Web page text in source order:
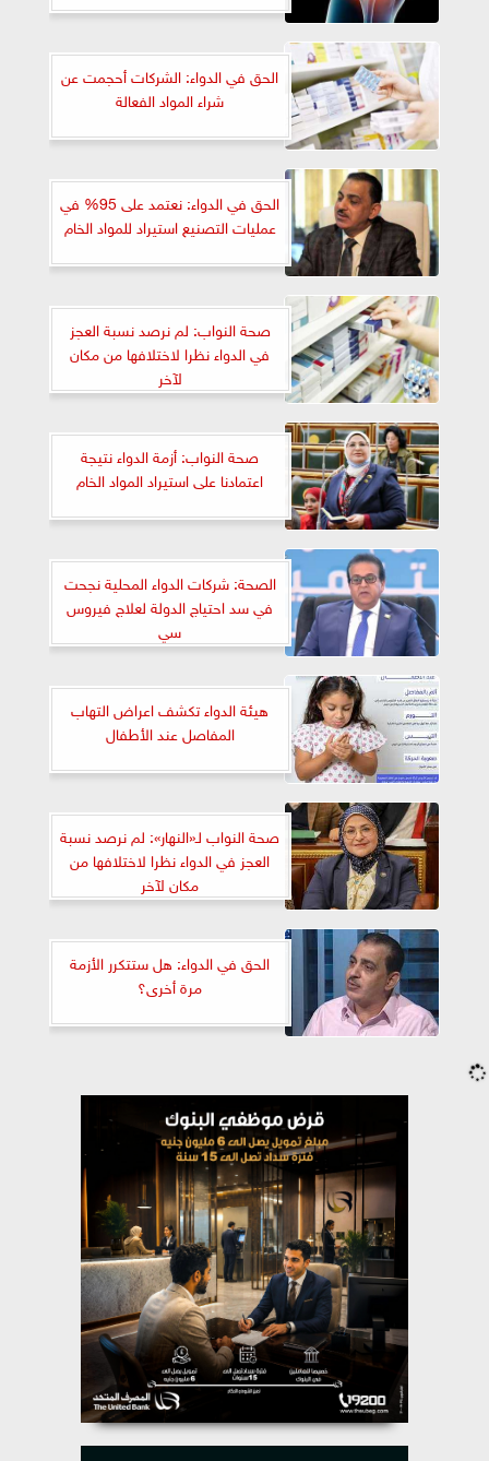
الحق في الدواء: الشركات أحجمت عن
شراء المواد الفعالة
الحق في الدواء: نعتمد على 95% في
عمليات التصنيع استيراد للمواد الخام
صحة النواب: لم نرصد نسبة العجز
في الدواء نظرا لاختلافها من مكان
لآخر
صحة النواب: أزمة الدواء نتيجة
اعتمادنا على استيراد المواد الخام
الصحة: شركات الدواء المحلية نجحت
في سد احتياج الدولة لعلاج فيروس
سي
هيئة الدواء تكشف اعراض التهاب
المفاصل عند الأطفال
صحة النواب لـ«النهار»: لم نرصد نسبة
العجز في الدواء نظرا لاختلافها من
مكان لآخر
الحق في الدواء: هل ستتكرر الأزمة
مرة أخرى؟